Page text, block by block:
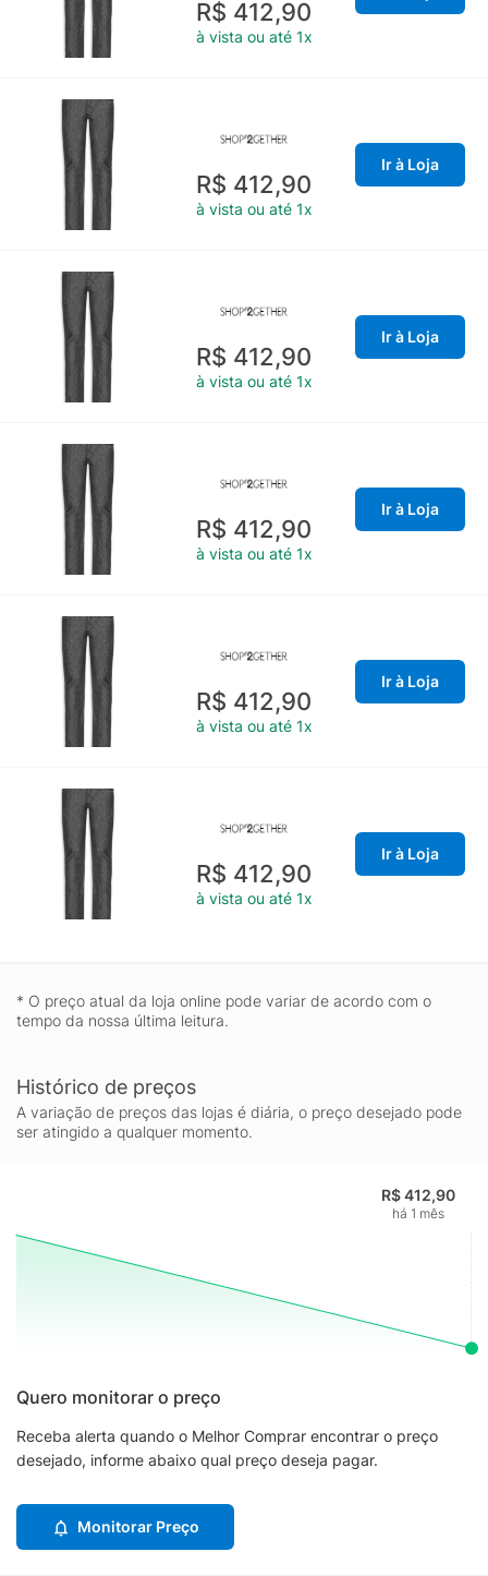
R$ 412,90
à vista ou até 1x
R$ 412,90
à vista ou até 1x
Ir à Loja
R$ 412,90
à vista ou até 1x
Ir à Loja
R$ 412,90
à vista ou até 1x
Ir à Loja
R$ 412,90
à vista ou até 1x
Ir à Loja
R$ 412,90
à vista ou até 1x
Ir à Loja
* O preço atual da loja online pode variar de acordo com o
tempo da nossa última leitura.
Histórico de preços
A variação de preços das lojas é diária, o preço desejado pode
ser atingido a qualquer momento.
R$ 412,90
há 1 mês
Quero monitorar o preço
Receba alerta quando o Melhor Comprar encontrar o preço
desejado, informe abaixo qual preço deseja pagar.
Monitorar Preço